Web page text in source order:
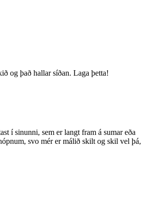
og það hallar síðan. Laga þetta!
í sinunni, sem er langt fram á sumar eða
svo mér er málið skilt og skil vel þá,